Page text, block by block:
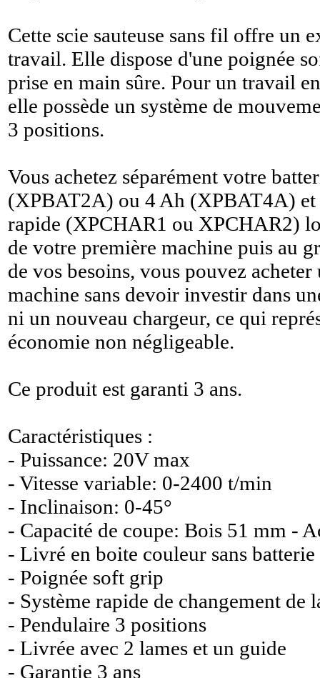
Cette scie sauteuse sans fil offre un
travail. Elle dispose d'une poignée
prise en main sûre. Pour un travail
elle possède un système de
3 positions.
Vous achetez séparément votre
(XPBAT2A) ou 4 Ah (XPBAT4A) et
rapide (XPCHAR1 ou XPCHAR2)
de votre première machine puis au
de vos besoins, vous pouvez acheter
machine sans devoir investir dans
ni un nouveau chargeur, ce qui
économie non négligeable.
Ce produit est garanti 3 ans.
Caractéristiques :
- Puissance: 20V max
- Vitesse variable: 0-2400 t/min
- Inclinaison: 0-45°
- Capacité de coupe: Bois 51 mm -
- Livré en boite couleur sans
- Poignée soft grip
- Système rapide de changement de
- Pendulaire 3 positions
- Livrée avec 2 lames et un guide
- Garantie 3 ans